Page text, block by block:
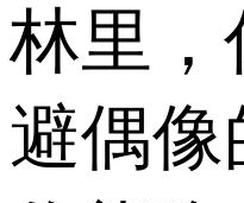
林里，
避偶像